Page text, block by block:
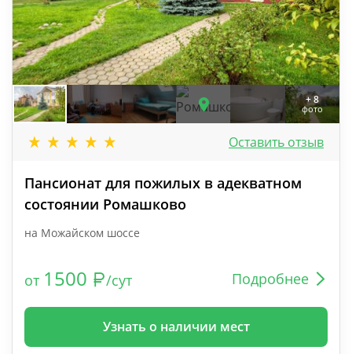
+ 8
фото
Оставить отзыв
Пансионат для пожилых в адекватном
состоянии Ромашково
на Можайском шоссе
от 1500 /сут Подробнее
Узнать о наличии мест